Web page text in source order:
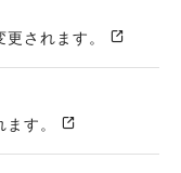
されます。
す。